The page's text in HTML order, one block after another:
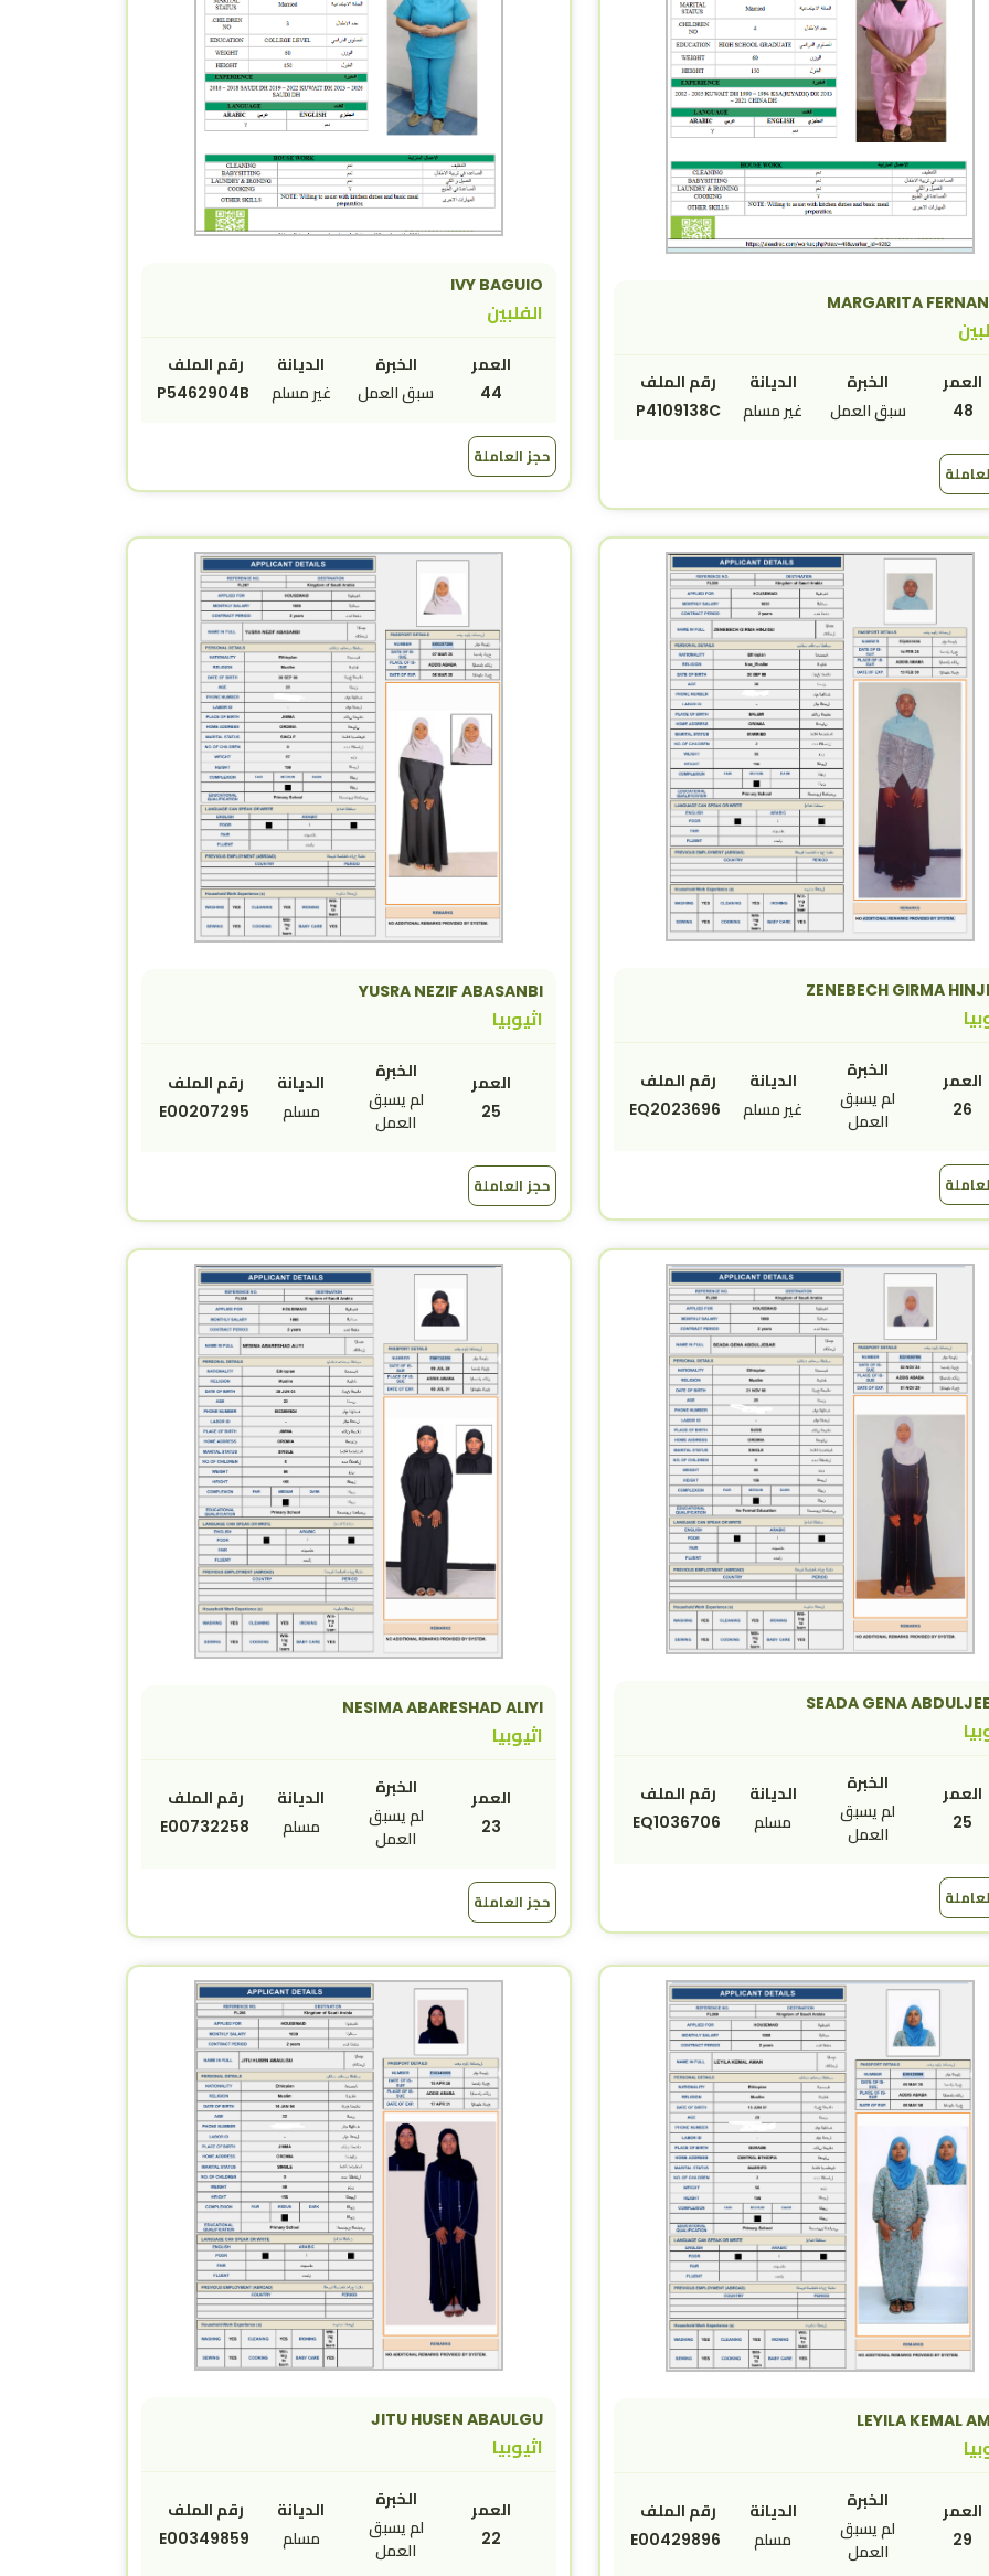
MARGARITA
العمر
48
الخبرة
سبق العمل
الديانة
غير مسلم
رقم الملف
P4109138C
IVY BAGUIO
الفلبين
العمر
44
الخبرة
سبق العمل
الديانة
غير مسلم
رقم الملف
P5462904B
حجز العاملة
ZENEBECH GIRMA
العمر
26
الخبرة
لم يسبق
العمل
الديانة
غير مسلم
رقم الملف
EQ2023696
YUSRA NEZIF ABASANBI
اثيوبيا
العمر
25
الخبرة
لم يسبق
العمل
الديانة
مسلم
رقم الملف
E00207295
حجز العاملة
SEADA GENA
العمر
25
الخبرة
لم يسبق
العمل
الديانة
مسلم
رقم الملف
EQ1036706
NESIMA ABARESHAD ALIYI
اثيوبيا
العمر
23
الخبرة
لم يسبق
العمل
الديانة
مسلم
رقم الملف
E00732258
حجز العاملة
LEYILA KEMAL
العمر
29
الخبرة
لم يسبق
العمل
الديانة
مسلم
رقم الملف
E00429896
JITU HUSEN ABAULGU
اثيوبيا
العمر
22
الخبرة
لم يسبق
العمل
الديانة
مسلم
رقم الملف
E00349859